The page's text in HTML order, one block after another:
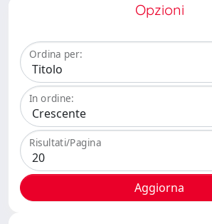
Opzioni
Ordina per:
In ordine:
Risultati/Pagina